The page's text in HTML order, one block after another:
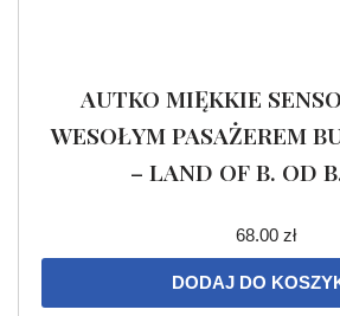
AUTKO MIĘKKIE
WESOŁYM PASAŻEREM
– LAND OF B. OD
68.00 zł
DODAJ DO